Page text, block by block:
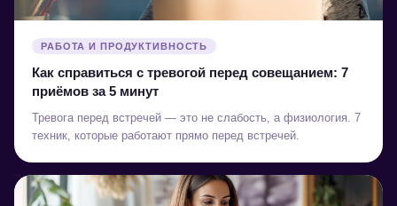
РАБОТА И ПРОДУКТИВНОСТЬ
Как справиться с тревогой перед совещанием: 7
приёмов за 5 минут
Тревога перед встречей — это не слабость, а физиология. 7
техник, которые работают прямо перед встречей.